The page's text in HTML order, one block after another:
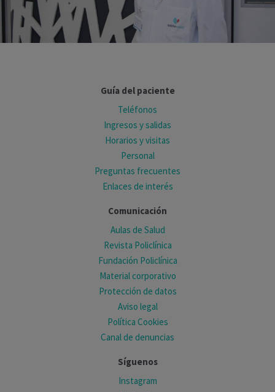
Guía del paciente
Teléfonos
Ingresos y salidas
Horarios y visitas
Personal
Preguntas frecuentes
Enlaces de interés
Comunicación
Aulas de Salud
Revista Policlínica
Fundación Policlínica
Material corporativo
Protección de datos
Aviso legal
Política Cookies
Canal de denuncias
Síguenos
Instagram